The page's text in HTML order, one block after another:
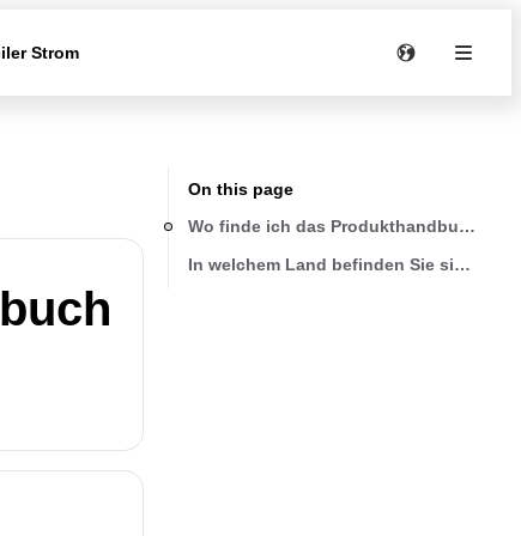
Strom
On this page
Wo finde ich das Produkthandbuch zu
In welchem Land befinden Sie sich?